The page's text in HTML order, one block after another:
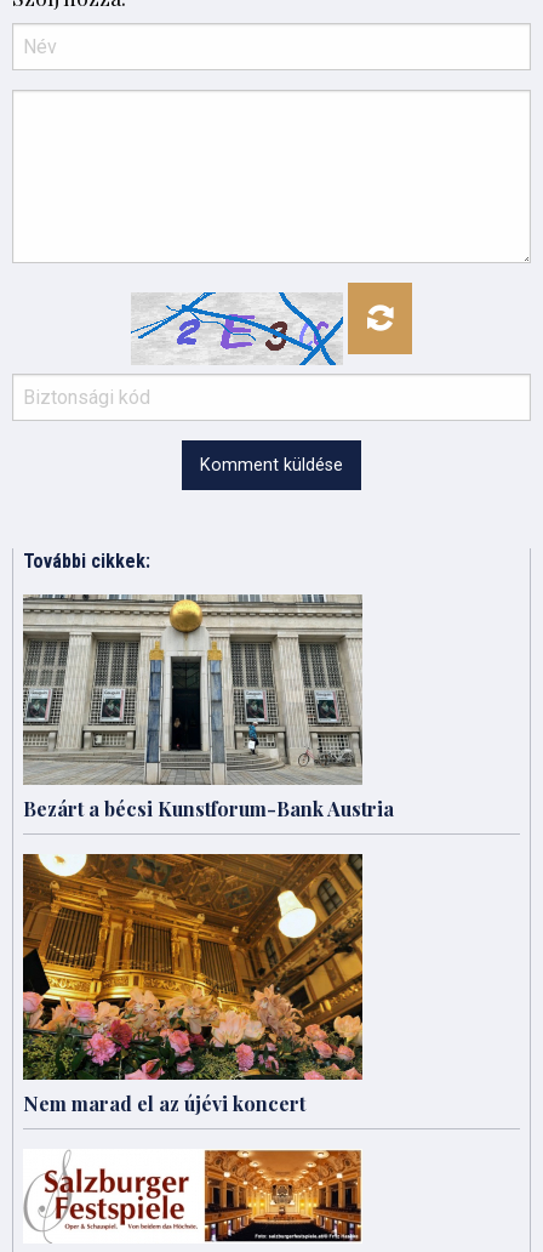
Komment küldése
További cikkek:
Bezárt a bécsi Kunstforum-Bank Austria
Nem marad el az újévi koncert